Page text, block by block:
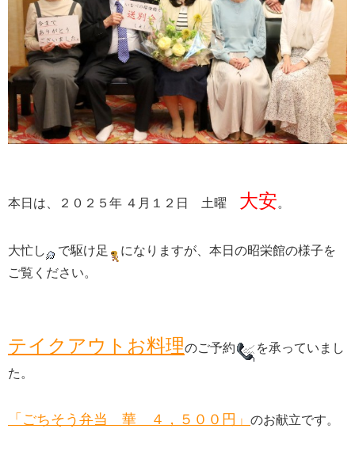
本日は、２０２５年 ４月１２日 土曜 大安。
大忙し で駆け足
になりますが、本日の昭栄館の様子を
ご覧ください。
テイクアウトお料理のご予約
を承っていまし
た。
「ごちそう弁当 華 ４，５００円」 のお献立です。